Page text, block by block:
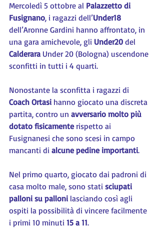
Mercoledì 5 ottobre al Palazzetto di
Fusignano, i ragazzi dell’Under18
dell’Aronne Gardini hanno affrontato, in
una gara amichevole, gli Under20 del
Calderara Under 20 (Bologna) uscendone
sconfitti in tutti i 4 quarti.
Nonostante la sconfitta i ragazzi di
Coach Ortasi hanno giocato una discreta
partita, contro un avversario molto più
dotato fisicamente rispetto ai
Fusignanesi che sono scesi in campo
mancanti di alcune pedine importanti.
Nel primo quarto, giocato dai padroni di
casa molto male, sono stati sciupati
palloni su palloni lasciando così agli
ospiti la possibilità di vincere facilmente
i primi 10 minuti 15 a 11.